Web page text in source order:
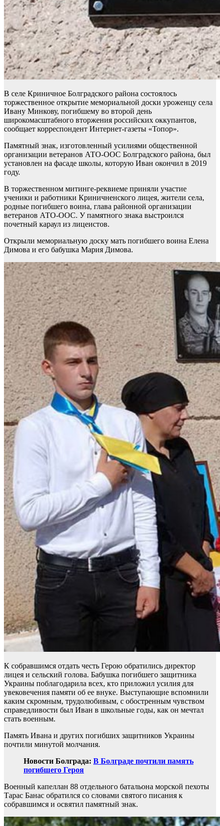
В селе Криничное Болградского района состоялось
торжественное открытие мемориальной доски уроженцу села
Ивану Минкову, погибшему во второй день
широкомасштабного вторжения российских оккупантов,
сообщает корреспондент Интернет-газеты «Топор».
Памятный знак, изготовленный усилиями общественной
организации ветеранов АТО-ООС Болградского района, был
установлен на фасаде школы, которую Иван окончил в 2019
году.
В торжественном митинге-реквиеме приняли участие
ученики и работники Криничненского лицея, жители села,
родные погибшего воина, глава районной организации
ветеранов АТО-ООС. У памятного знака выстроился
почетный караул из лицеистов.
Открыли мемориальную доску мать погибшего воина Елена
Димова и его бабушка Мария Димова.
К собравшимся отдать честь Герою обратились директор
лицея и сельский голова. Бабушка погибшего защитника
Украины поблагодарила всех, кто приложил усилия для
увековечения памяти об ее внуке. Выступающие вспомнили
каким скромным, трудолюбивым, с обостренным чувством
справедливости был Иван в школьные годы, как он мечтал
стать военным.
Память Ивана и других погибших защитников Украины
почтили минутой молчания.
Новости Болграда: В Болграде почтили память
погибшего Героя
Военный капеллан 88 отдельного батальона морской пехоты
Тарас Банас обратился со словами святого писания к
собравшимся и освятил памятный знак.